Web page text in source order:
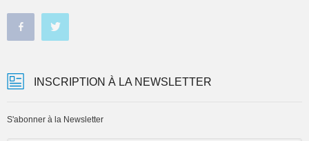
INSCRIPTION À LA NEWSLETTER
S'abonner à la Newsletter